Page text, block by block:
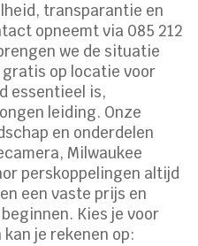
transparantie en
opneemt via 085 212
we de situatie
op locatie voor
essentieel is,
leiding. Onze
en onderdelen
Milwaukee
perskoppelingen altijd
een vaste prijs en
Kies je voor
je rekenen op: